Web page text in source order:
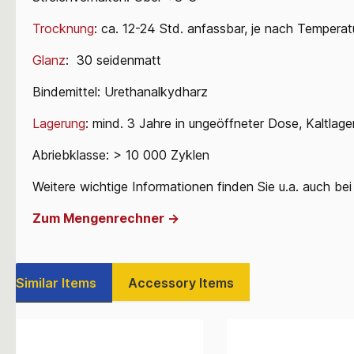
Trocknung: ca. 12-24 Std. anfassbar, je nach
Glanz: 30 seidenmatt
Bindemittel: Urethanalkydharz
Lagerung: mind. 3 Jahre in ungeöffneter Dose,
Abriebklasse: > 10 000 Zyklen
Weitere wichtige Informationen finden Sie u.a. auch
Zum Mengenrechner ->
Similar Items Accessory Items